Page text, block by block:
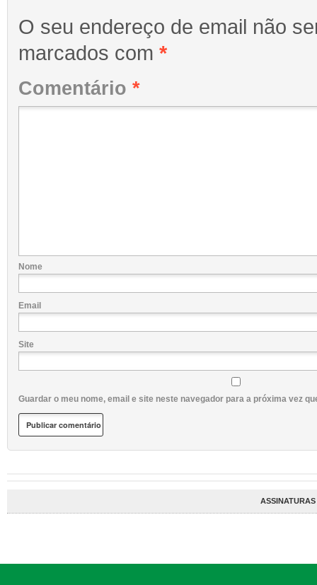
O seu endereço de email não
marcados com *
Comentário *
Nome
Email
Site
Guardar o meu nome, email e site neste navegador para a próxima vez
ASSINATURAS